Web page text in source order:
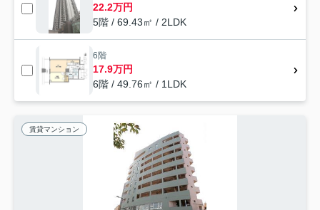
22.2万円
5階 / 69.43㎡ / 2LDK
6階
17.9万円
6階 / 49.76㎡ / 1LDK
賃貸マンション